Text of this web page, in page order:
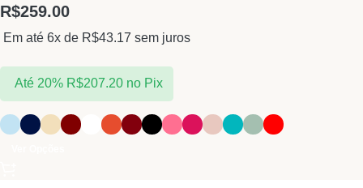
R$259.00
Em até 6x de R$43.17 sem juros
Até 20% R$207.20 no Pix